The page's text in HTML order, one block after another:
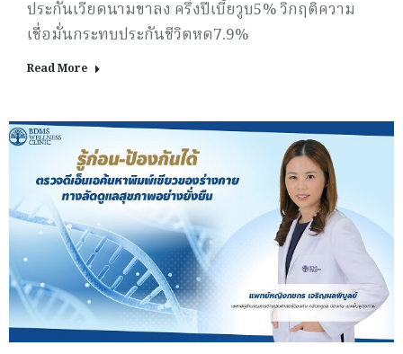
ประกันเวียดนามขาลง ครึ่งปีเบี้ยวูบ5% วิกฤติความ
เชื่อมั่นกระทบประกันชีวิตหด7.9%
Read More